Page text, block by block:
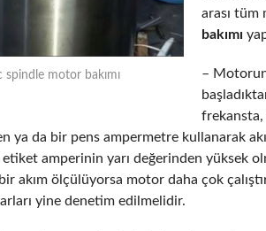
spindle motor bakımı
arası tüm
bakımı
–
frekansta,
ya da bir pens ampermetre kullanarak
amperinin yarı değerinden yüksek
akım ölçülüyorsa motor daha çok
yine denetim edilmelidir.